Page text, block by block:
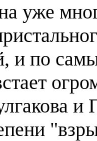
уже
и по